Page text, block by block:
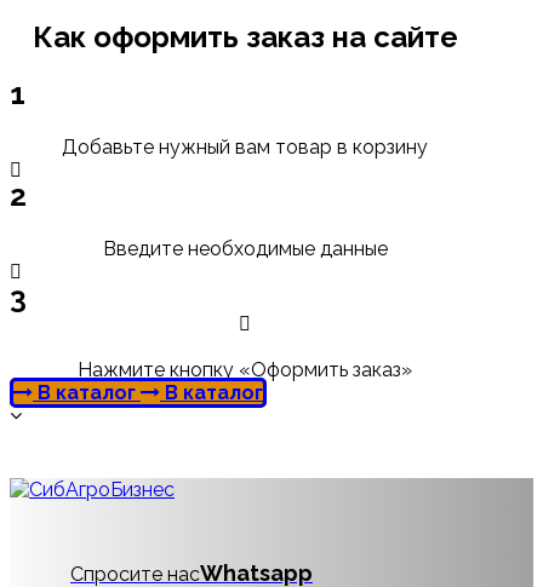
Как оформить заказ на сайте
1
Добавьте нужный вам товар в корзину
2
Введите необходимые данные
3
Нажмите кнопку «Оформить заказ»
В каталог
В каталог
Спросите насWhatsapp